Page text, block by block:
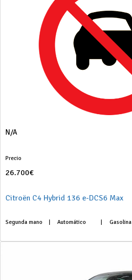
N/A
Precio
26.700€
Citroën C4 Hybrid 136 e-DCS6 Max
Segunda mano Automático Gasolina